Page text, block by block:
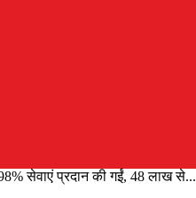
सेवाएं प्रदान की गईं, 48 लाख से...